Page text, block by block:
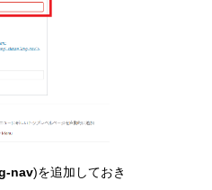
nav)を追加しておき